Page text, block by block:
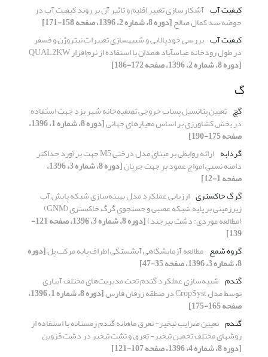
کیفیت آب آشکارسازی تغییر اقلیم و تاثیر آن بر روند کیفیت آب در
حوضه سد کمال صالح[دوره 8، شماره 2، 1396، صفحه 158-171]
کیفیت آب بررسی خودپالایی و شبیه‏سازی تغییرات نیتروژن و فسفر
در طول رودخانه عباس‏آباد همدان با استفاده از نرم‌افزار QUAL2KW
[دوره 8، شماره 2، 1396، صفحه 172-186]
گ
گچ تعیین پتانسیل پساب خروجی تصفیه‌خانه شهر یزد جهت استفاده
در بخش کشاورزی بر اساس معیارهای جهانی [دوره 8، شماره 1، 1396،
صفحه 175-190]
گردابه
ارائه روابطی بر مبنای مدل درختی M5 جهت برآورد حداکثر
دامنه نسبی امواج عمود بر جهت جریان [دوره 8، شماره 3، 1396،
صفحه 1-12]
گرگ خاکستری ارزیابی عملکرد مدل بهینه‌سازی شبکه پایش آب
زیرزمینی بر پایه شبکه عصبی و جستجوی گرگ خاکستری (GNM)
(مطالعه موردی: دشت بیرجند) [دوره 8، شماره 3، 1396، صفحه 121-
139]
گروه شمع مطالعه آزمایشگاهی آبشستگی اطراف پایه مرکب پل[دوره
8، شماره 3، 1396، صفحه 35-47]
گندم شبیه‌سازی عملکرد گندم تحت مدیریت‌های مختلف آبیاری
توسط مدل CropSyst در منطقه زرقان فارس [دوره 8، شماره 1، 1396،
صفحه 165-175]
گندم تعیین ضرایب تبخیر- تعرق ماهانه گندم زمستانه با استفاده از
روشهای مختلف تخمین تبخیر- تعرق و تشت تبخیر در دشت قزوین
[دوره 8، شماره 4، 1396، صفحه 107-121]